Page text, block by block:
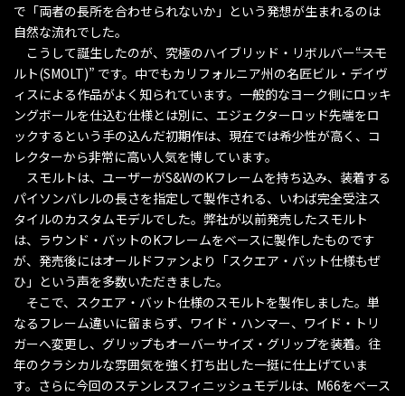
で「両者の長所を合わせられないか」という発想が生まれるのは
自然な流れでした。
こうして誕生したのが、究極のハイブリッド・リボルバー――“スモ
ルト(SMOLT)” です。中でもカリフォルニア州の名匠ビル・デイヴ
ィスによる作品がよく知られています。一般的なヨーク側にロッキ
ングボールを仕込む仕様とは別に、エジェクターロッド先端をロ
ックするという手の込んだ初期作は、現在では希少性が高く、コ
レクターから非常に高い人気を博しています。
スモルトは、ユーザーがS&WのKフレームを持ち込み、装着する
パイソンバレルの長さを指定して製作される、いわば完全受注ス
タイルのカスタムモデルでした。弊社が以前発売したスモルト
は、ラウンド・バットのKフレームをベースに製作したものです
が、発売後にはオールドファンより「スクエア・バット仕様もぜ
ひ」という声を多数いただきました。
そこで、スクエア・バット仕様のスモルトを製作しました。単
なるフレーム違いに留まらず、ワイド・ハンマー、ワイド・トリ
ガーへ変更し、グリップもオーバーサイズ・グリップを装着。往
年のクラシカルな雰囲気を強く打ち出した一挺に仕上げていま
す。さらに今回のステンレスフィニッシュモデルは、M66をベース